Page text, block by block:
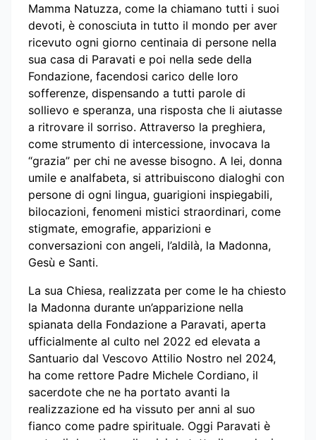
Mamma Natuzza, come la chiamano tutti i suoi
devoti, è conosciuta in tutto il mondo per aver
ricevuto ogni giorno centinaia di persone nella
sua casa di Paravati e poi nella sede della
Fondazione, facendosi carico delle loro
sofferenze, dispensando a tutti parole di
sollievo e speranza, una risposta che li aiutasse
a ritrovare il sorriso. Attraverso la preghiera,
come strumento di intercessione, invocava la
“grazia” per chi ne avesse bisogno. A lei, donna
umile e analfabeta, si attribuiscono dialoghi con
persone di ogni lingua, guarigioni inspiegabili,
bilocazioni, fenomeni mistici straordinari, come
stigmate, emografie, apparizioni e
conversazioni con angeli, l’aldilà, la Madonna,
Gesù e Santi.
La sua Chiesa, realizzata per come le ha chiesto
la Madonna durante un’apparizione nella
spianata della Fondazione a Paravati, aperta
ufficialmente al culto nel 2022 ed elevata a
Santuario dal Vescovo Attilio Nostro nel 2024,
ha come rettore Padre Michele Cordiano, il
sacerdote che ne ha portato avanti la
realizzazione ed ha vissuto per anni al suo
fianco come padre spirituale. Oggi Paravati è